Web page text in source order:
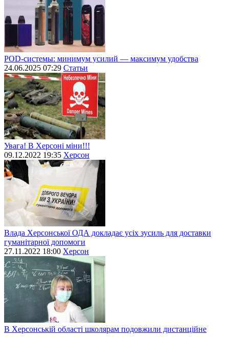
POD-системы: минимум усилий — максимум удобства
24.06.2025 07:29 Статьи
Увага! В Херсоні міни!!!
09.12.2022 19:35 Херсон
Влада Херсонської ОДА докладає усіх зусиль для доставки
гуманітарної допомоги
27.11.2022 18:00 Херсон
В Херсонській області школярам подовжили дистанційне